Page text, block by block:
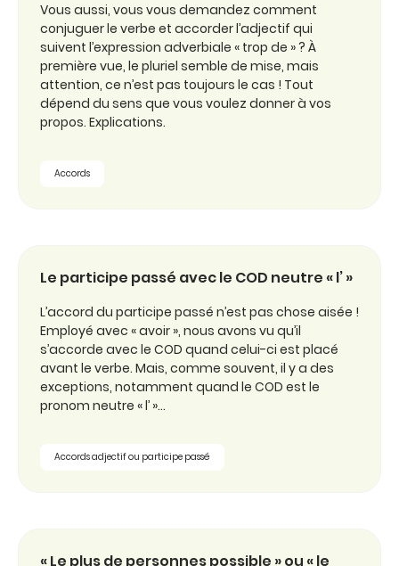
Vous aussi, vous vous demandez comment
conjuguer le verbe et accorder l’adjectif qui
suivent l’expression adverbiale « trop de » ? À
première vue, le pluriel semble de mise, mais
attention, ce n’est pas toujours le cas ! Tout
dépend du sens que vous voulez donner à vos
propos. Explications.
Accords
Le participe passé avec le COD neutre « l’ »
L’accord du participe passé n’est pas chose aisée !
Employé avec « avoir », nous avons vu qu’il
s’accorde avec le COD quand celui-ci est placé
avant le verbe. Mais, comme souvent, il y a des
exceptions, notamment quand le COD est le
pronom neutre « l’ »…
Accords adjectif ou participe passé
« Le plus de personnes possible » ou « le